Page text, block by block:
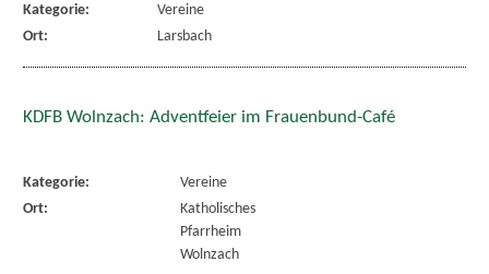
Kategorie:
Vereine
Ort:
Larsbach
KDFB Wolnzach: Adventfeier im Frauenbund-Café
Kategorie:
Vereine
Ort:
Katholisches
Pfarrheim
Wolnzach